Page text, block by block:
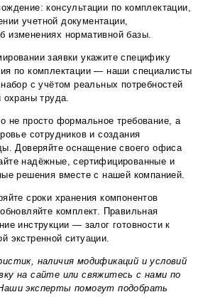
консультации по комплектации,
учетной документации,
изменениях нормативной базы.
заявки укажите специфику
по комплектации — наши специалисты
с учётом реальных потребностей
охраны труда.
не просто формальное требование, а
сотрудников и создания
Доверяйте оснащение своего офиса
надёжные, сертифицированные и
решения вместе с нашей компанией.
сроки хранения компонентов
комплект. Правильная
инструкции — залог готовности к
экстренной ситуации.
наличия модификаций и условий
на сайте или свяжитесь с нами по
эксперты помогут подобрать